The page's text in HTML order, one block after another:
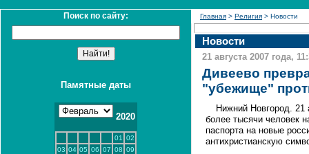
Поиск по сайту:
Памятные даты
2020
01
02
03 04 05 06 07 08 09
Главная > Религия > Новости
Новости
21 августа 2007 года,
Дивеево
"убежище"
Нижний Новгород.
более тысячи человек
паспорта на новые
антихристианскую